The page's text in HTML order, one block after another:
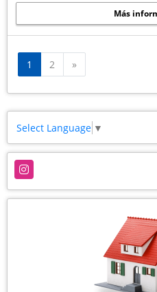
Más
1 2 »
Select Language ▼
Instagram